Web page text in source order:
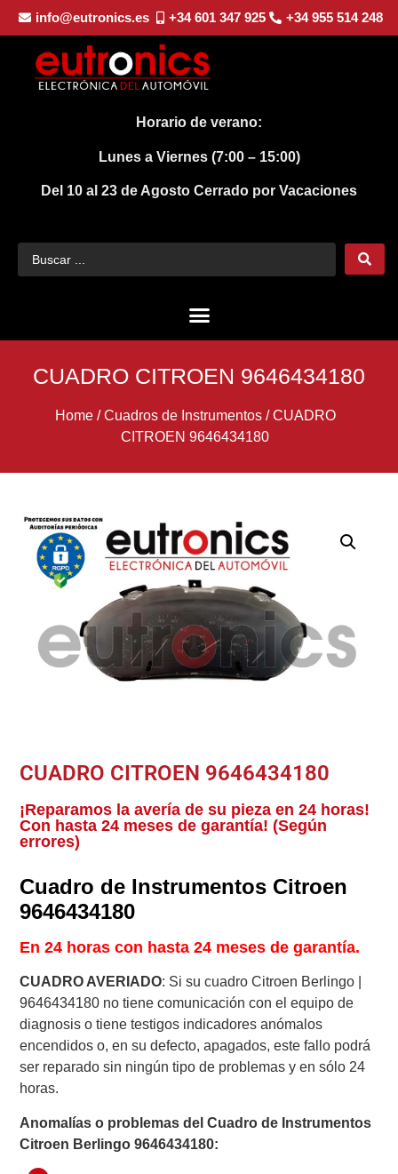
info@eutronics.es +34 601 347 925 +34 955 514 248
Horario de verano:
Lunes a Viernes (7:00 – 15:00)
Del 10 al 23 de Agosto Cerrado por Vacaciones
CUADRO CITROEN 9646434180
Home/Cuadros de Instrumentos/CUADRO
CITROEN 9646434180
CUADRO CITROEN 9646434180
¡Reparamos la avería de su pieza en 24 horas!
Con hasta 24 meses de garantía! (Según
errores)
Cuadro de Instrumentos Citroen
9646434180
En 24 horas con hasta 24 meses de garantía.
CUADRO AVERIADO: Si su cuadro Citroen Berlingo |
9646434180 no tiene comunicación con el equipo de
diagnosis o tiene testigos indicadores anómalos
encendidos o, en su defecto, apagados, este fallo podrá
ser reparado sin ningún tipo de problemas y en sólo 24
horas.
Anomalías o problemas del Cuadro de Instrumentos
Citroen Berlingo 9646434180: